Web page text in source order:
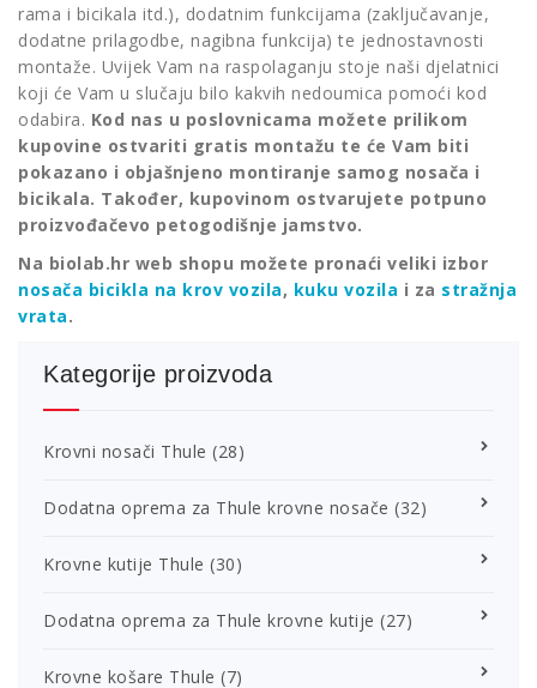
rama i bicikala itd.), dodatnim funkcijama (zaključavanje,
dodatne prilagodbe, nagibna funkcija) te jednostavnosti
montaže. Uvijek Vam na raspolaganju stoje naši djelatnici
koji će Vam u slučaju bilo kakvih nedoumica pomoći kod
odabira. Kod nas u poslovnicama možete prilikom
kupovine ostvariti gratis montažu te će Vam biti
pokazano i objašnjeno montiranje samog nosača i
bicikala. Također, kupovinom ostvarujete potpuno
proizvođačevo petogodišnje jamstvo.
Na biolab.hr web shopu možete pronaći veliki izbor
nosača bicikla na krov vozila, kuku vozila i za stražnja
vrata.
Kategorije proizvoda
Krovni nosači Thule (28)
Dodatna oprema za Thule krovne nosače (32)
Krovne kutije Thule (30)
Dodatna oprema za Thule krovne kutije (27)
Krovne košare Thule (7)